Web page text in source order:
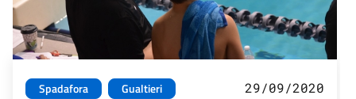
Spadafora
Gualtieri
29/09/2020